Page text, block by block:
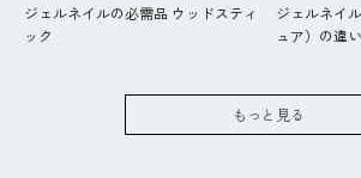
ジェルネイルの必需品 ウッドスティ
ック
ジェルネイ
ュア）の違い
もっと見る